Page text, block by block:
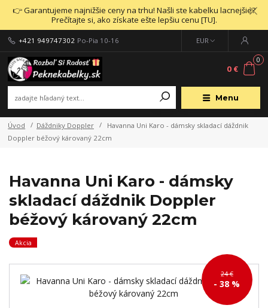
👉 Garantujeme najnižšie ceny na trhu! Našli ste kabelku lacnejšie?
Prečítajte si, ako získate ešte lepšiu cenu [TU].
Menu
EUR
+421 949747302 Po-Pia 10-16
0
0 €
Úvod Dáždniky Doppler
Havanna Uni Karo - dámsky skladací dáždnik
Doppler béžový károvaný 22cm
Havanna Uni Karo - dámsky
skladací dáždnik Doppler
béžový károvaný 22cm
Akcia
24 €
- 38 %